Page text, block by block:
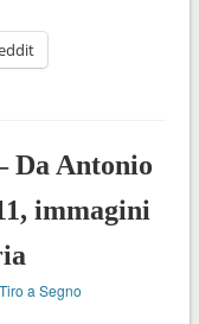
Da Antonio
immagini
Tiro a Segno